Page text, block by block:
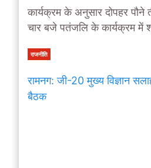
कार्यक्रम के अनुसार दोपहर
चार बजे पतंजलि के कार्यक्रम में
राजनीति
रामनग: जी-20 मुख्य विज्ञान
बैठक